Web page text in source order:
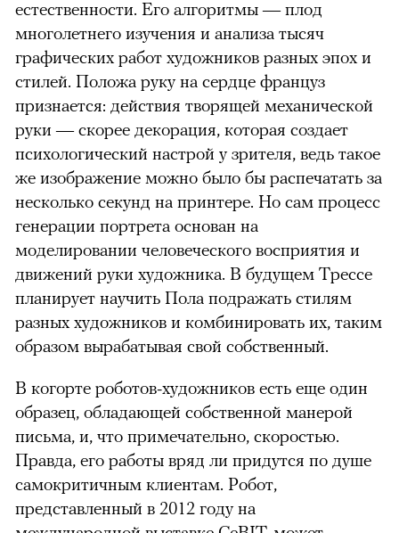
естественности. Его алгоритмы — плод
многолетнего изучения и анализа тысяч
графических работ художников разных эпох и
стилей. Положа руку на сердце француз
признается: действия творящей механической
руки — скорее декорация, которая создает
психологический настрой у зрителя, ведь такое
же изображение можно было бы распечатать за
несколько секунд на принтере. Но сам процесс
генерации портрета основан на
моделировании человеческого восприятия и
движений руки художника. В будущем Трессе
планирует научить Пола подражать стилям
разных художников и комбинировать их, таким
образом вырабатывая свой собственный.
В когорте роботов-художников есть еще один
образец, обладающей собственной манерой
письма, и, что примечательно, скоростью.
Правда, его работы вряд ли придутся по душе
самокритичным клиентам. Робот,
представленный в 2012 году на